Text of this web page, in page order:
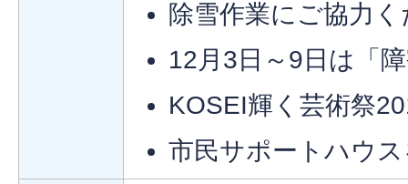
除雪作業にご協力
12月3日～9日は「
KOSEI輝く芸術祭
市民サポートハウ